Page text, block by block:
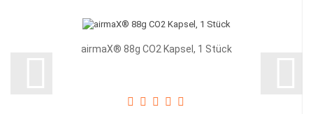
airmaX® 88g CO2 Kapsel, 1 Stück